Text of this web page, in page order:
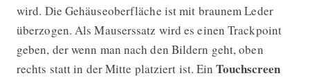
wird. Die Gehäuseoberfläche ist mit braunem Leder
überzogen. Als Mauserssatz wird es einen Trackpoint
geben, der wenn man nach den Bildern geht, oben
rechts statt in der Mitte platziert ist. EinTouchscreen